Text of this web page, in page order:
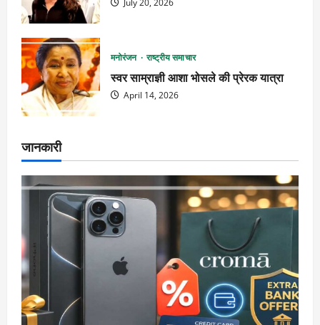
मनोरंजन राष्ट्रीय समाचार
स्वर साम्राज्ञी आशा भोसले की प्रेरक यात्रा
April 14, 2026
जानकारी